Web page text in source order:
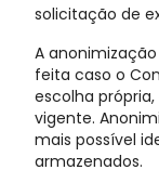
solicitação de
A
feita caso o
escolha
vigente.
mais possível
armazenados.